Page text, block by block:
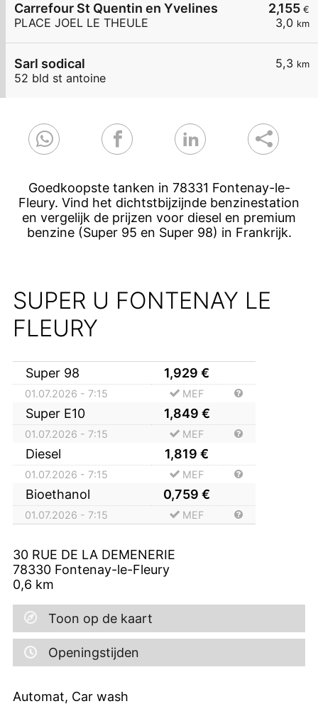
2,155 €
3,0 km
Carrefour St Quentin en Yvelines
PLACE JOEL LE THEULE
5,3 km
Sarl sodical
52 bld st antoine
Goedkoopste tanken in 78331 Fontenay-le-
Fleury. Vind het dichtstbijzijnde benzinestation
en vergelijk de prijzen voor diesel en premium
benzine (Super 95 en Super 98) in Frankrijk.
SUPER U FONTENAY LE
FLEURY
Super 98 1,929 €
01.07.2026 - 7:15 MEF
Super E10 1,849 €
01.07.2026 - 7:15 MEF
Diesel 1,819 €
01.07.2026 - 7:15 MEF
Bioethanol 0,759 €
01.07.2026 - 7:15 MEF
30 RUE DE LA DEMENERIE
78330 Fontenay-le-Fleury
0,6 km
Toon op de kaart
Openingstijden
Automat, Car wash